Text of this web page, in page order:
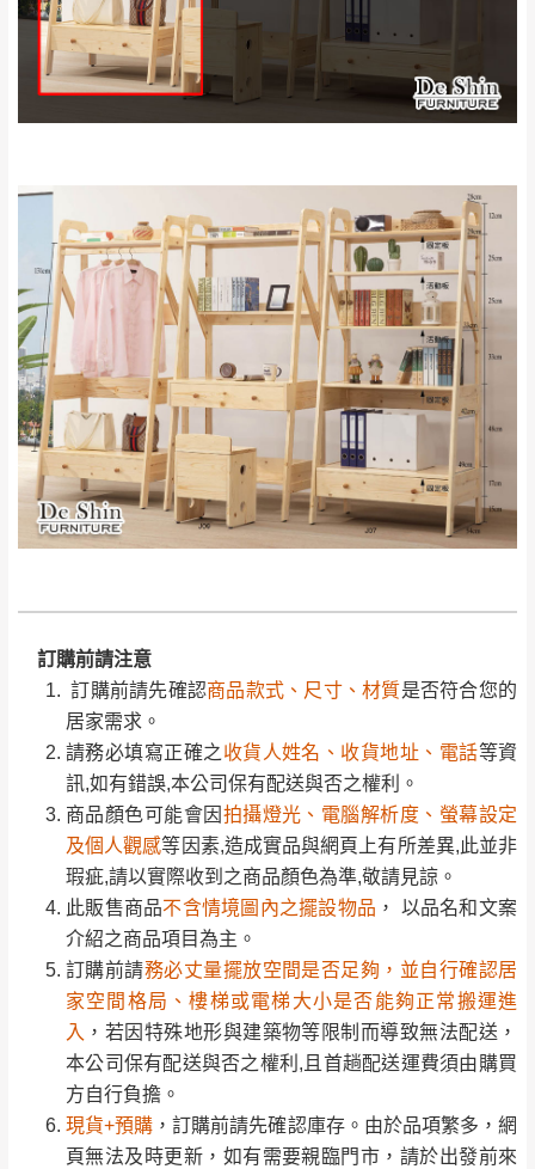
訂購前請注意
訂購前請先確認商品款式、尺寸、材質是否符合您的
居家需求。
請務必填寫正確之收貨人姓名、收貨地址、電話等資
訊,如有錯誤,本公司保有配送與否之權利。
商品顏色可能會因 拍攝燈光、電腦解析度、螢幕設定
及個人觀感等因素,造成實品與網頁上有所差異,此並非
瑕疵,請以實際收到之商品顏色為準,敬請見諒。
此販售商品不含情境圖內之擺設物品 ， 以品名和文案
介紹之商品項目為主。
訂購前請務必丈量擺放空間是否足夠，並自行確認居
家空間格局、樓梯或電梯大小是否能夠正常搬運進
入 ，若因特殊地形與建築物等限制而導致無法配送，
本公司保有配送與否之權利,且首趟配送運費須由購買
方自行負擔。
現貨+預購 ，訂購前請先確認庫存。由於品項繁多，網
頁無法及時更新，如有需要親臨門市，請於出發前來
訊,如有錯誤,本公司保有配送與否之權利。
商品顏色可能會因拍攝燈光、電腦解析度、螢幕設定
及個人觀感
瑕疵,請以實際收到之商品顏色為準,敬請見諒。
此販售商品不含情境圖內之擺設物品， 以品名和文案
介紹之商品項目為主。
訂購前請務必丈量擺放空間是否足夠，並自行確認居
家空間格局、樓梯或電梯大小是否能夠正常搬運進
入，若因特殊地形與建築物等限制而導致無法配送，
本公司保有配送與否之權利,且首趟配送運費須由購買
方自行負擔。
現貨+預購，訂購前請先確認庫存。由於品項繁多，網
頁無法及時更新，如有需要親臨門市，請於出發前來
電或到line官方客服確認商品是否有「現貨」與 「金
額」。若商品價格或庫存有異常，商家有權取消訂
單。
＊A108產品另收運費
雙溪、貢寮、烏
來、平溪、九份、
石門、林口 下福
林、福隆、淡水山
區、北投湖山路、
深坑山區
基隆
$ 9,000以上：免
運費
$ 9,000以下：
NT$500元
＊A108產品另收運費
基隆山區
苗栗
$ 9,000以上：免
運費
$ 9,000以下：
NT$500元
卓蘭鎮、三灣、通
霄山區、西湖、泰
安鄉、大湖鄉、頭
到貨時間：指定送貨日當天以電話聯絡確認
｜周（一）配送部門固定公休無送貨｜
台北市、新北市地區固定每周(三)、(日)兩天收送貨
暫無配送地區：彰化、南投、雲林、嘉義、台南、高
雄、屏東、宜蘭、 花蓮、台東、金門、馬祖、澎湖地區
（可於LINE線上詢問 →@dershin）
加收說明
配送範圍：
苗栗至基隆；其它地區暫不開放，如因特殊
地型限制(山區、鄉、鎮、村)、樓梯太小、無
保護物流人員的工作安全，賣家無提供吊掛
服務，若需以吊車或其他的吊掛方式吊運，
費用將由買方自行支付。
因大型傢俱有組裝、配送的問題，並非一般
快速到貨商品，無法指定特定時間送達，司
機當天到貨前皆會再與您通知，讓你不用整
天在家等貨，以節省您的寶貴時間。
由於百貨公司配送較為不易，故暫無法配送
至百貨公司內部。
發票寄送：
完成出貨15個工作天另行寄出，另外約加上2~7個
工作天內送達，如遇國定假日將順延寄送。
退換貨說明：
若收到不良品，請於到貨日起七日內通知本
公司客服人員，我們將為您更換新品，運費
皆由本站負責，所有退回及換貨之商品必須
是全新狀態且完整包裝，床墊、床包、枕頭
類產品需為未拆封狀態(請保持商品、附件、
包裝、廠商紙及所有附隨文件或資料之完整
性)，若未依照上述方式處理，恕無法接受退
貨。
由於透過電腦螢幕選購商品，可能會因個人
電腦螢幕的設定色差或解析度等因素， 與實
際商品的顏色、質感稍有不同，如因此而需
退換貨，需自付來回運費及人資成本
，請您
訂購前詳加確認。(包含商品尺寸是否合適)。
訂購前請確認商品尺寸，大型物件因為人工